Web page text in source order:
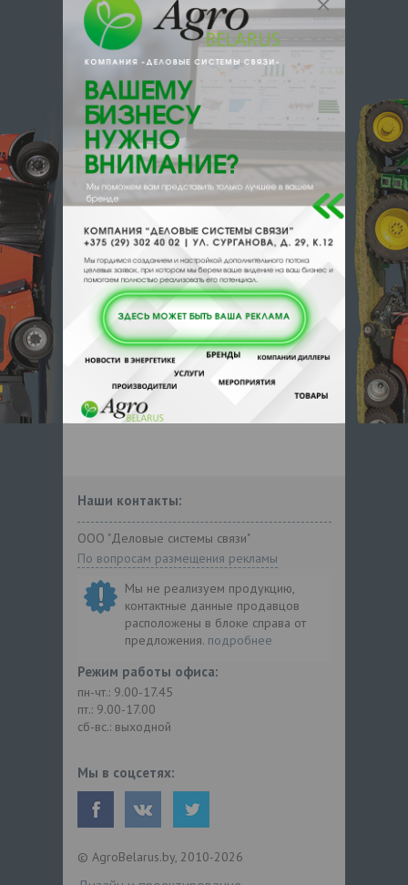
e-mail:a:2:{s:5:"VALUE";a:0:
{}s:11:"DESCRIPTION";a:0:{}}
220030, , , , Минск, Октябрьская 5
комн 317
Отзывы Еще
Отзывы
Чтобы оставить комментарий или
выставить рейтинг, нужно
Зарегистрироваться
Наши контакты:
ООО "Деловые системы связи"
По вопросам размещения рекламы
Мы не реализуем продукцию,
контактные данные продавцов
расположены в блоке справа от
предложения. подробнее
Режим работы офиса:
пн-чт.: 9.00-17.45
пт.: 9.00-17.00
сб-вс.: выходной
Мы в соцсетях:
© AgroBelarus.by, 2010-2026